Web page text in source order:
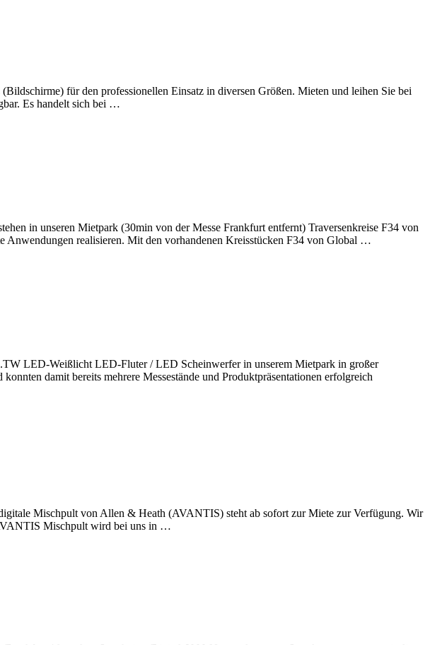
für den professionellen Einsatz in diversen Größen. Mieten und leihen Sie bei
Es handelt sich bei …
in unseren Mietpark (30min von der Messe Frankfurt entfernt) Traversenkreise F34 von
Anwendungen realisieren. Mit den vorhandenen Kreisstücken F34 von Global …
LED-Weißlicht LED-Fluter / LED Scheinwerfer in unserem Mietpark in großer
damit bereits mehrere Messestände und Produktpräsentationen erfolgreich
Mischpult von Allen & Heath (AVANTIS) steht ab sofort zur Miete zur Verfügung. Wir
Mischpult wird bei uns in …